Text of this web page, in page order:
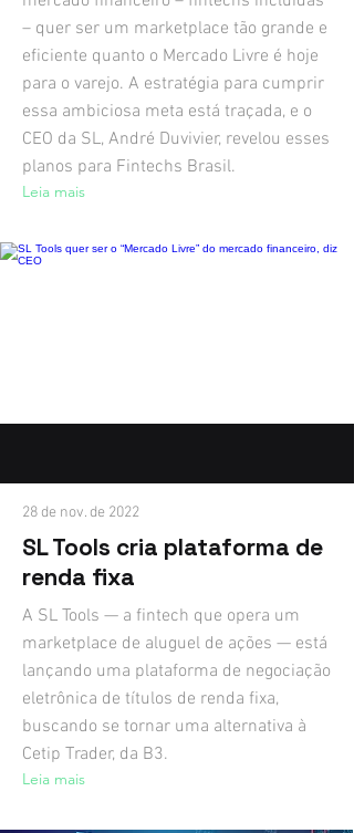
– quer ser um marketplace tão grande e
eficiente quanto o Mercado Livre é hoje
para o varejo. A estratégia para cumprir
essa ambiciosa meta está traçada, e o
CEO da SL, André Duvivier, revelou esses
planos para Fintechs Brasil.
Leia mais
28 de nov. de 2022
SL Tools cria plataforma de
renda fixa
A SL Tools — a fintech que opera um
marketplace de aluguel de ações — está
lançando uma plataforma de negociação
eletrônica de títulos de renda fixa,
buscando se tornar uma alternativa à
Cetip Trader, da B3.
Leia mais